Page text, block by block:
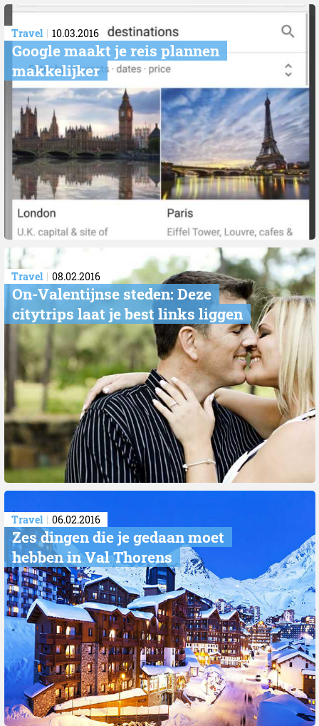
Travel 10.03.2016
Google maakt je reis plannen
makkelijker
Travel 08.02.2016
On-Valentijnse steden: Deze
citytrips laat je best links liggen
Travel 06.02.2016
Zes dingen die je gedaan moet
hebben in Val Thorens